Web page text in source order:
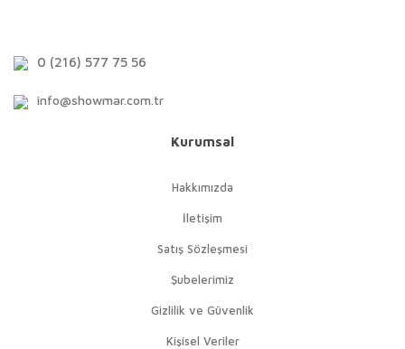
0 (216) 577 75 56
info@showmar.com.tr
Kurumsal
Hakkımızda
İletişim
Satış Sözleşmesi
Şubelerimiz
Gizlilik ve Güvenlik
Kişisel Veriler